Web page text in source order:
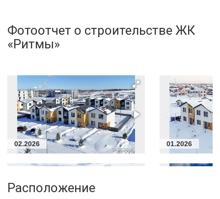
Фотоотчет о строительстве ЖК
«Ритмы»
02.2026 01.2026
Расположение